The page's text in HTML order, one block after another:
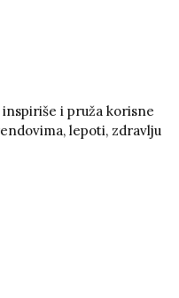
i pruža korisne
lepoti, zdravlju